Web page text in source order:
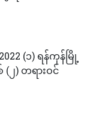
(၁) ရန်ကုန်မြို့
(၂) တရားဝင်